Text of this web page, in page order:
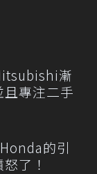
漸
專注二手
的引
了！